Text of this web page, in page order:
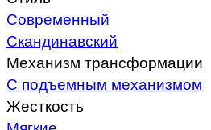
Современный
Скандинавский
Механизм трансформации
С подъемным механизмом
Жесткость